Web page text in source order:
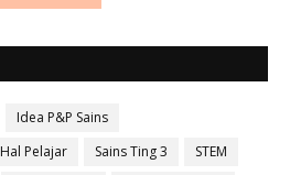
Idea P&P Sains
Hal Pelajar Sains Ting 3
STEM